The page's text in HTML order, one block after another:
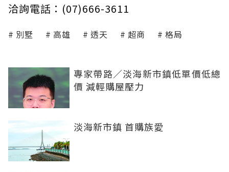
洽詢電話：(07)666-3611
別墅 高雄 透天 超商 格局
專家帶路／淡海新市鎮低單價低總
價 減輕購屋壓力
淡海新市鎮 首購族愛